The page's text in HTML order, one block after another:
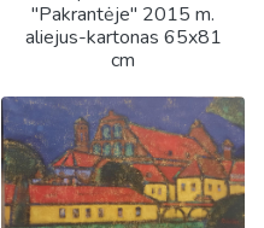
"Pakrantėje" 2015 m.
aliejus-kartonas 65x81
cm